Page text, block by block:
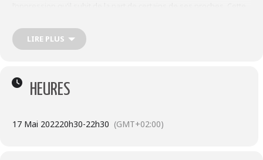
Inspiré de l’assassinat d’Ihsane Jarfi en avril 2012, ce jeune liégeois
victime d’un crime homophobe et raciste, le premier crime qualifié
importance incontournable.
LIRE PLUS
HEURES
17 Mai 202220h30-22h30 (GMT+02:00)